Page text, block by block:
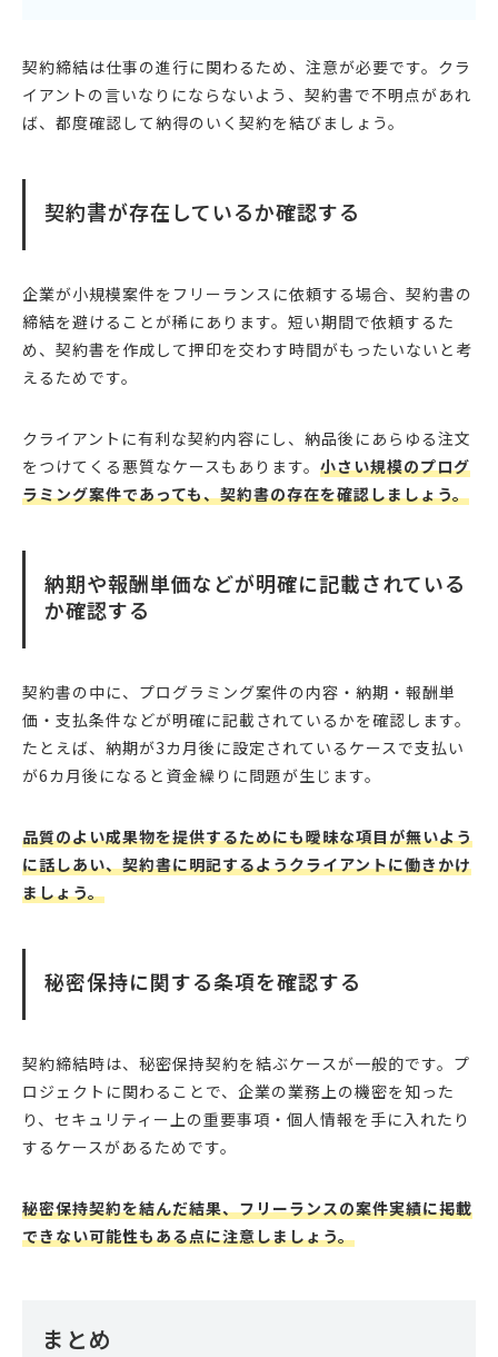
契約締結は仕事の進行に関わるため、注意が必要です。クラ
イアントの言いなりにならないよう、契約書で不明点があれ
ば、都度確認して納得のいく契約を結びましょう。
契約書が存在しているか確認する
企業が小規模案件をフリーランスに依頼する場合、契約書の
締結を避けることが稀にあります。短い期間で依頼するた
め、契約書を作成して押印を交わす時間がもったいないと考
えるためです。
クライアントに有利な契約内容にし、納品後にあらゆる注文
をつけてくる悪質なケースもあります。 小さい規模のプログ
ラミング案件であっても、契約書の存在を確認しましょう。
納期や報酬単価などが明確に記載されている
か確認する
契約書の中に、プログラミング案件の内容・納期・報酬単
価・支払条件などが明確に記載されているかを確認します。
たとえば、納期が3カ月後に設定されているケースで支払い
が6カ月後になると資金繰りに問題が生じます。
品質のよい成果物を提供するためにも曖昧な項目が無いよう
に話しあい、契約書に明記するようクライアントに働きかけ
ましょう。
秘密保持に関する条項を確認する
契約締結時は、秘密保持契約を結ぶケースが一般的です。プ
ロジェクトに関わることで、企業の業務上の機密を知った
り、セキュリティー上の重要事項・個人情報を手に入れたり
するケースがあるためです。
秘密保持契約を結んだ結果、フリーランスの案件実績に掲載
できない可能性もある点に注意しましょう。
まとめ